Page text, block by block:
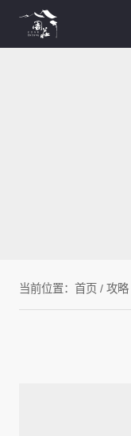
当前位置： 首页 / 攻略